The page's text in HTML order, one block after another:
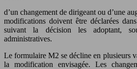
d’un changement de dirigeant ou d’une
modifications doivent être déclarées
suivant la décision les adoptant,
administratives.
Le formulaire M2 se décline en plusieurs
la modification envisagée. Les